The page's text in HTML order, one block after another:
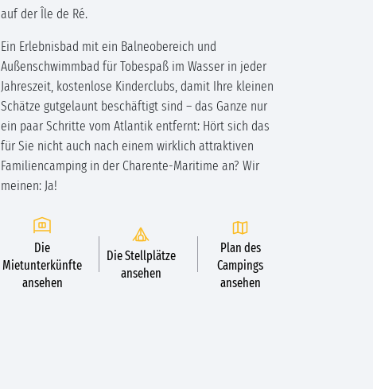
auf der Île de Ré.
Ein Erlebnisbad mit ein Balneobereich und
Außenschwimmbad für Tobespaß im Wasser in jeder
Jahreszeit, kostenlose Kinderclubs, damit Ihre kleinen
Schätze gutgelaunt beschäftigt sind – das Ganze nur
ein paar Schritte vom Atlantik entfernt: Hört sich das
für Sie nicht auch nach einem wirklich attraktiven
Familiencamping in der Charente-Maritime an? Wir
meinen: Ja!
Die
Mietunterkünfte
ansehen
Die Stellplätze
ansehen
Plan des
Campings
ansehen